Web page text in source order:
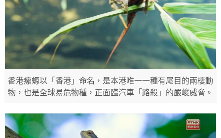
香港瘰螈以「香港」命名，是本港唯一一種有尾目的兩棲動
物，也是全球易危物種，正面臨汽車「路殺」的嚴峻威脅。